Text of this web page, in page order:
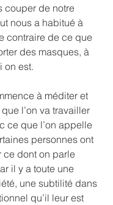
couper de notre
nous a habitué à
contraire de ce que
des masques, à
on est.
à méditer et
l’on va travailler
ce que l’on appelle
personnes ont
ce dont on parle
il y a toute une
une subtilité dans
qu’il leur est